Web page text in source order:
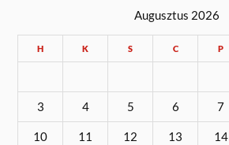
Augusztus 2026
H K S C P
3 4 5 6 7
10 11 12 13 14